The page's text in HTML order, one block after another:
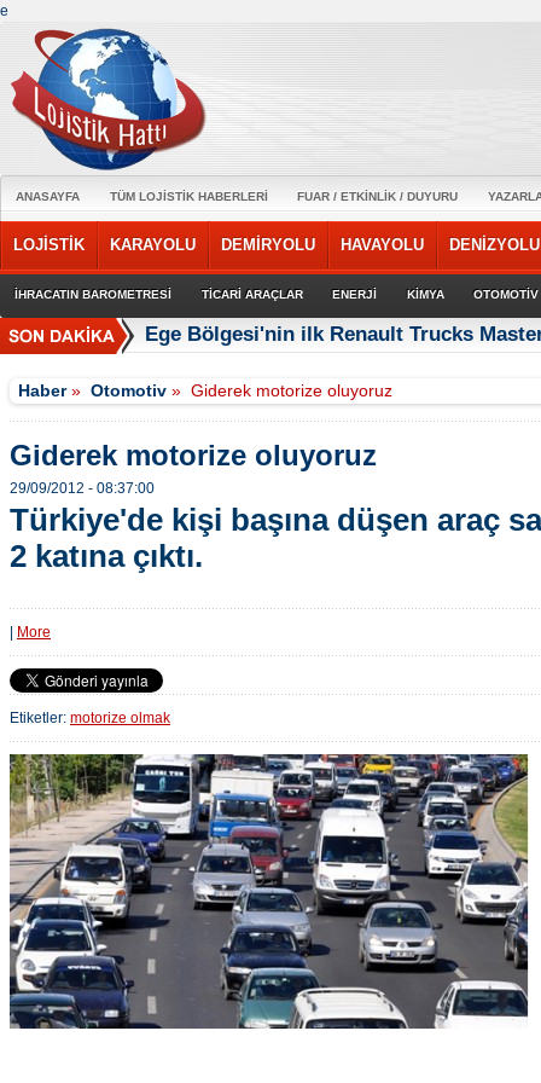
e
ANASAYFA TÜM LOJİSTİK HABERLERİ FUAR / ETKİNLİK / DUYURU
LOJİSTİK KARAYOLU DEMİRYOLU HAVAYOLU DENİZYOLU
İHRACATIN BAROMETRESİ TİCARİ ARAÇLAR ENERJİ KİMYA OTOMOTİV
Ege Bölgesi'nin ilk Renault Trucks
Haber»Otomotiv »Giderek motorize oluyoruz
Giderek motorize oluyoruz
29/09/2012 - 08:37:00
Türkiye'de kişi başına düşen araç
2 katına çıktı.
More
Etiketler: motorize olmak